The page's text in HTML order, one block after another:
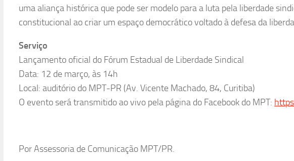
uma aliança histórica que pode ser modelo para a luta pela liberdade
constitucional ao criar um espaço democrático voltado à defesa da
Serviço
Lançamento oficial do Fórum Estadual de Liberdade Sindical
Data: 12 de março, às 14h
Local: auditório do MPT-PR (Av. Vicente Machado, 84, Curitiba)
O evento será transmitido ao vivo pela página do Facebook do MPT:
Por Assessoria de Comunicação MPT/PR.